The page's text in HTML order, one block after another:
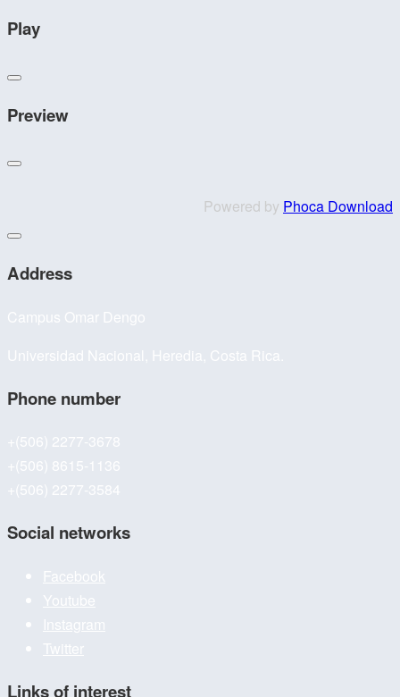
Play
Preview
Powered by Phoca Download
Address
Campus Omar Dengo
Universidad Nacional, Heredia, Costa Rica.
Phone number
+(506) 2277-3678
+(506) 8615-1136
+(506) 2277-3584
Social networks
Facebook
Youtube
Instagram
Twitter
Links of interest